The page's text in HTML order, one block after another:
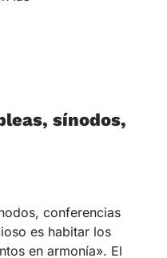
conferencias
en armonía». El